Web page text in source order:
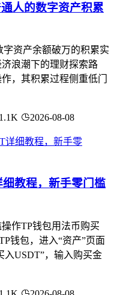
人的数字资产积累
资产余额破万的积累实
浪潮下的理财探索路
，其积累过程侧重低门
2026-08-08
教程，新手零门槛
作TP钱包用法币购买
钱包，进入“资产”页面
入USDT”，输入购买金